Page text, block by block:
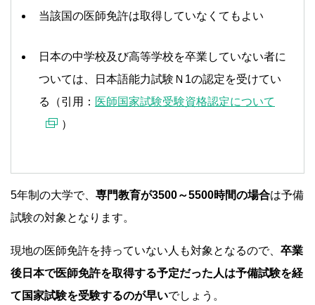
当該国の医師免許は取得していなくてもよい
日本の中学校及び高等学校を卒業していない者に
ついては、日本語能力試験Ｎ1の認定を受けてい
る（引用： 医師国家試験受験資格認定について
）
5年制の大学で、 専門教育が3500～5500時間の場合は予備
試験の対象となります。
現地の医師免許を持っていない人も対象となるので、 卒業
後日本で医師免許を取得する予定だった人は予備試験を経
て国家試験を受験するのが早いでしょう。